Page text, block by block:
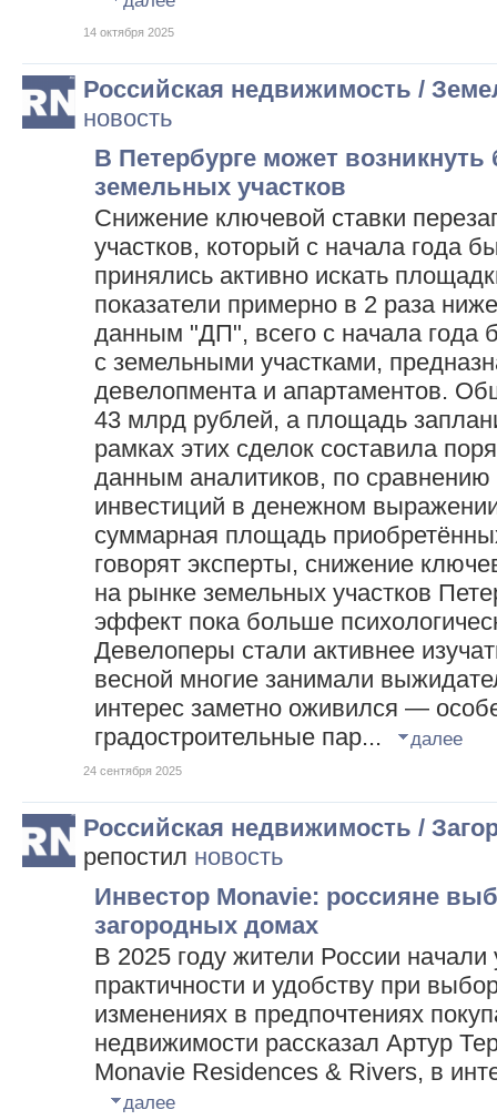
14 октября 2025
Российская недвижимость /
новость
В Петербурге может
земельных участков
Снижение ключевой ставки
участков, который с начала года
принялись активно искать
показатели примерно в 2 раза
данным "ДП", всего с начала года
с земельными участками,
девелопмента и апартаментов.
43 млрд рублей, а площадь
рамках этих сделок составила
данным аналитиков, по
инвестиций в денежном
суммарная площадь
говорят эксперты, снижение
на рынке земельных участков
эффект пока больше
Девелоперы стали активнее
весной многие занимали
интерес заметно оживился —
градостроительные пар...
далее
24 сентября 2025
Российская недвижимость /
репостил новость
Инвестор Monavie: россияне
загородных домах
В 2025 году жители России
практичности и удобству при
изменениях в предпочтениях
недвижимости рассказал Артур
Monavie Residences & Rivers, в
далее